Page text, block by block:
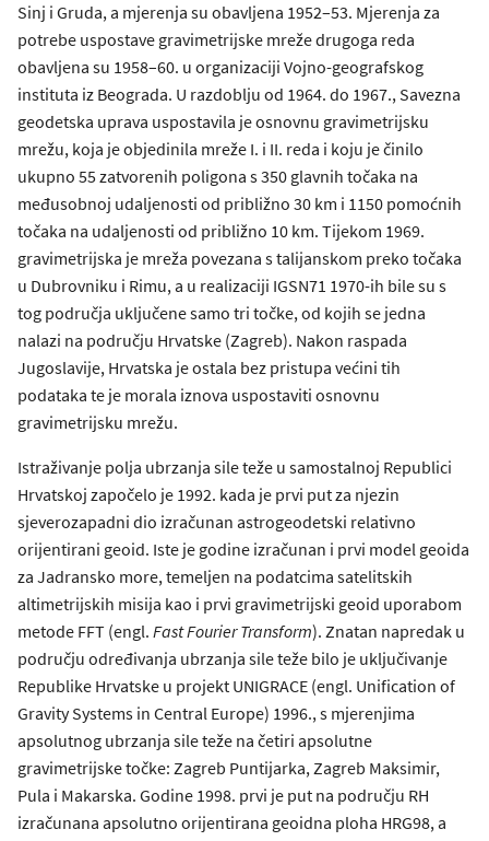
Sinj i Gruda, a mjerenja su obavljena 1952–53. Mjerenja za
potrebe uspostave gravimetrijske mreže drugoga reda
obavljena su 1958–60. u organizaciji Vojno-geografskog
instituta iz Beograda. U razdoblju od 1964. do 1967., Savezna
geodetska uprava uspostavila je osnovnu gravimetrijsku
mrežu, koja je objedinila mreže I. i II. reda i koju je činilo
ukupno 55 zatvorenih poligona s 350 glavnih točaka na
međusobnoj udaljenosti od približno 30 km i 1150 pomoćnih
točaka na udaljenosti od približno 10 km. Tijekom 1969.
gravimetrijska je mreža povezana s talijanskom preko točaka
u Dubrovniku i Rimu, a u realizaciji IGSN71 1970-ih bile su s
tog područja uključene samo tri točke, od kojih se jedna
nalazi na području Hrvatske (Zagreb). Nakon raspada
Jugoslavije, Hrvatska je ostala bez pristupa većini tih
podataka te je morala iznova uspostaviti osnovnu
gravimetrijsku mrežu.
Istraživanje polja ubrzanja sile teže u samostalnoj Republici
Hrvatskoj započelo je 1992. kada je prvi put za njezin
sjeverozapadni dio izračunan astrogeodetski relativno
orijentirani geoid. Iste je godine izračunan i prvi model geoida
za Jadransko more, temeljen na podatcima satelitskih
altimetrijskih misija kao i prvi gravimetrijski geoid uporabom
metode FFT (engl. Fast Fourier Transform). Znatan napredak u
području određivanja ubrzanja sile teže bilo je uključivanje
Republike Hrvatske u projekt UNIGRACE (engl. Unification of
Gravity Systems in Central Europe) 1996., s mjerenjima
apsolutnog ubrzanja sile teže na četiri apsolutne
gravimetrijske točke: Zagreb Puntijarka, Zagreb Maksimir,
Pula i Makarska. Godine 1998. prvi je put na području RH
izračunana apsolutno orijentirana geoidna ploha HRG98, a